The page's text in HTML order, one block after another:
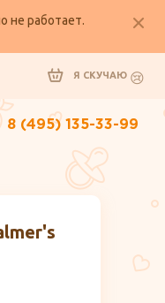
не работает.
Я СКУЧАЮ
8 (495) 135-33-99